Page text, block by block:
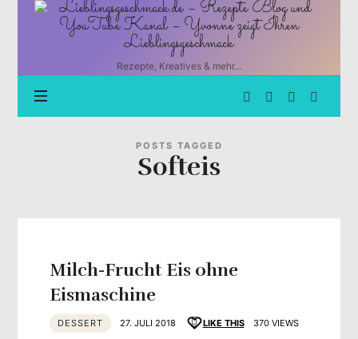
Lieblingsgeschmack.de
Rezepte
und
YouTube
Kanal
Rezepte, Kreatives & mehr...
POSTS TAGGED
Softeis
Milch-Frucht Eis ohne
Eismaschine
DESSERT 27. JULI 2018 LIKE THIS 370 VIEWS